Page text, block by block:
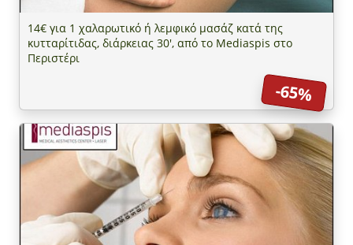
14€ για 1 χαλαρωτικό ή λεμφικό μασάζ κατά της
κυτταρίτιδας, διάρκειας 30', από το Mediaspis στο
Περιστέρι
-65%